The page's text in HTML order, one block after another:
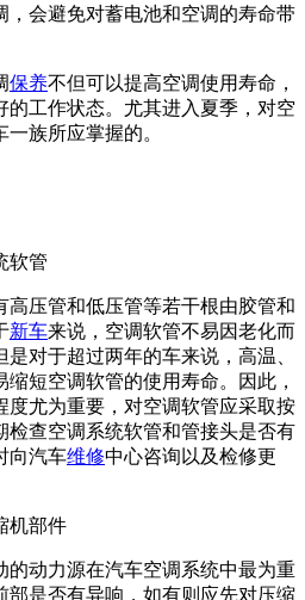
，会避免对蓄电池和空调的寿命带
保养不但可以提高空调使用寿命，
的工作状态。尤其进入夏季，对空
族所应掌握的。
软管
高压管和低压管等若干根由胶管和
新车来说，空调软管不易因老化而
对于超过两年的车来说，高温、
短空调软管的使用寿命。因此，
度尤为重要，对空调软管应采取按
检查空调系统软管和管接头是否有
向汽车维修中心咨询以及检修更
机部件
的动力源在汽车空调系统中最为重
部是否有异响，如有则应先对压缩